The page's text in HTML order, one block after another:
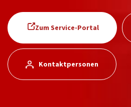
Zum Service-Portal
Kontaktpersonen